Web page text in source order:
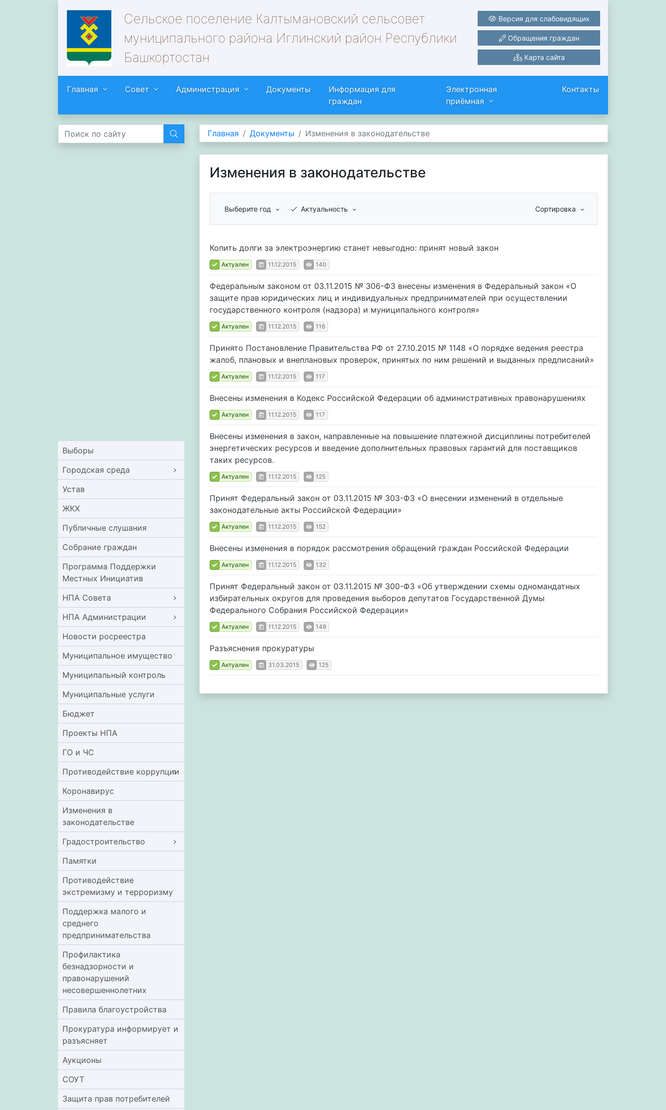
Сельское поселение Калтымановский сельсовет
муниципального района Иглинский район Республики
Башкортостан
Версия для слабовидящих
Обращения граждан
Карта сайта
Главная Совет Администрация Документы
Информация для
граждан
Электронная
приёмная
Контакты
Выборы
Городская среда
Устав
ЖКХ
Публичные слушания
Собрание граждан
Программа Поддержки
Местных Инициатив
НПА Совета
НПА Администрации
Новости росреестра
Муниципальное имущество
Муниципальный контроль
Муниципальные услуги
Бюджет
Проекты НПА
ГО и ЧС
Противодействие коррупции
Коронавирус
Изменения в
законодательстве
Градостроительство
Памятки
Противодействие
экстремизму и терроризму
Поддержка малого и
среднего
предпринимательства
Профилактика
безнадзорности и
правонарушений
несовершеннолетних
Правила благоустройства
Прокуратура информирует и
разъясняет
Аукционы
СОУТ
Защита прав потребителей
Главная Документы Изменения в законодательстве
Изменения в законодательстве
Выберите год Актуальность Сортировка
Копить долги за электроэнергию станет невыгодно: принят новый закон
Актуален 11.12.2015 140
Федеральным законом от 03.11.2015 № 306-ФЗ внесены изменения в Федеральный закон «О
защите прав юридических лиц и индивидуальных предпринимателей при осуществлении
государственного контроля (надзора) и муниципального контроля»
Актуален 11.12.2015 116
Принято Постановление Правительства РФ от 27.10.2015 № 1148 «О порядке ведения реестра
жалоб, плановых и внеплановых проверок, принятых по ним решений и выданных предписаний»
Актуален 11.12.2015 117
Внесены изменения в Кодекс Российской Федерации об административных правонарушениях
Актуален 11.12.2015 117
Внесены изменения в закон, направленные на повышение платежной дисциплины потребителей
энергетических ресурсов и введение дополнительных правовых гарантий для поставщиков
таких ресурсов.
Актуален 11.12.2015 125
Принят Федеральный закон от 03.11.2015 № 303-ФЗ «О внесении изменений в отдельные
законодательные акты Российской Федерации»
Актуален 11.12.2015 152
Внесены изменения в порядок рассмотрения обращений граждан Российской Федерации
Актуален 11.12.2015 132
Принят Федеральный закон от 03.11.2015 № 300-ФЗ «Об утверждении схемы одномандатных
избирательных округов для проведения выборов депутатов Государственной Думы
Федерального Собрания Российской Федерации»
Актуален 11.12.2015 149
Разъяснения прокуратуры
Актуален 31.03.2015 125